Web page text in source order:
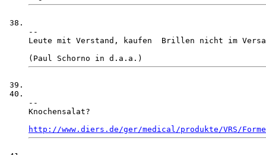
--
Leute mit Verstand, kaufen  Brillen nicht im
--
Knochensalat?
http://www.diers.de/ger/medical/produkte/VRS/